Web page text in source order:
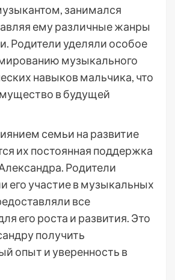
занимался
ему различные жанры
Родители уделяли особое
музыкального
навыков мальчика, что
в будущей
семьи на развитие
их постоянная поддержка
Родители
его участие в музыкальных
все
его роста и развития. Это
получить
опыт и уверенность в